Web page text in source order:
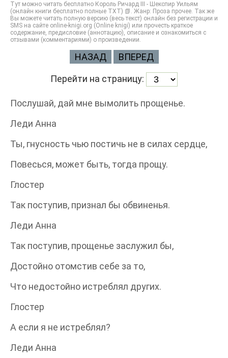
Тут можно читать бесплатно Король Ричард III - Шекспир Уильям
(онлайн книги бесплатно полные TXT) 📗. Жанр: Проза прочее. Так же
Вы можете читать полную версию (весь текст) онлайн без регистрации и
SMS на сайте online-knigi.org (Online knigi) или прочесть краткое
содержание, предисловие (аннотацию), описание и ознакомиться с
отзывами (комментариями) о произведении.
НАЗАД ВПЕРЕД
Перейти на страницу:
Послушай, дай мне вымолить прощенье.
Леди Анна
Ты, гнусность чью постичь не в силах сердце,
Повесься, может быть, тогда прощу.
Глостер
Так поступив, признал бы обвиненья.
Леди Анна
Так поступив, прощенье заслужил бы,
Достойно отомстив себе за то,
Что недостойно истреблял других.
Глостер
А если я не истреблял?
Леди Анна